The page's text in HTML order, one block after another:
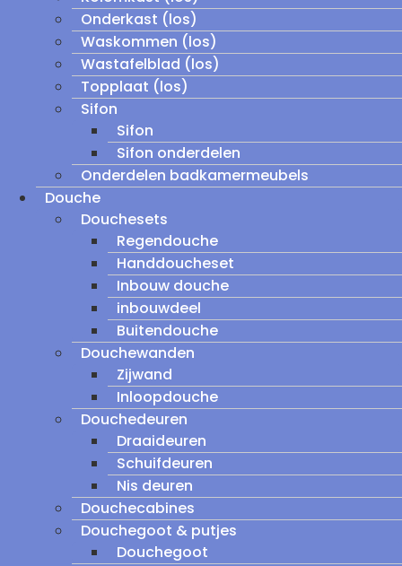
Onderkast (los)
Waskommen (los)
Wastafelblad (los)
Topplaat (los)
Sifon
Sifon
Sifon onderdelen
Onderdelen badkamermeubels
Douche
Douchesets
Regendouche
Handdoucheset
Inbouw douche
inbouwdeel
Buitendouche
Douchewanden
Zijwand
Inloopdouche
Douchedeuren
Draaideuren
Schuifdeuren
Nis deuren
Douchecabines
Douchegoot & putjes
Douchegoot